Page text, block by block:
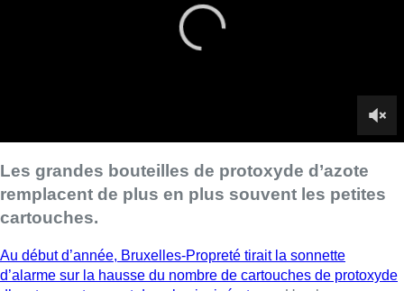
Au début d’année, Bruxelles-Propreté tirait la sonnette
d’alarme sur la hausse du nombre de cartouches de protoxyde
d’azote se retrouvant dans les incinérateurs
safe.brussels. Il en ressort que 4,7 tonnes de déchets de
Bruxelles.
Reportage |
Comment les bonbonnes de protoxyde d’azote
chamboulent la gestion des déchets
Le traitement des bouteilles de protoxyde d’azote – ce fameux
gaz hilarant que certains utilisent de manière récréative –